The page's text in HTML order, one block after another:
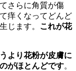
さらに角質が傷
痒くなってどんど
じます。 これが花
より花粉が皮膚に
がほとんどです。